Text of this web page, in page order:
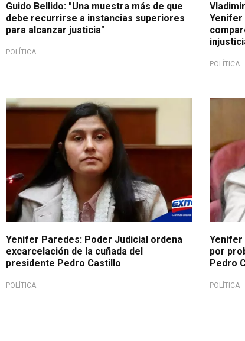
Guido Bellido: "Una muestra más de que
debe recurrirse a instancias superiores
para alcanzar justicia"
POLÍTICA
Yenifer
POLÍTICA
Yenifer Paredes: Poder Judicial ordena
excarcelación de la cuñada del
presidente Pedro Castillo
POLÍTICA
Yenifer
por
Pedro
POLÍTICA